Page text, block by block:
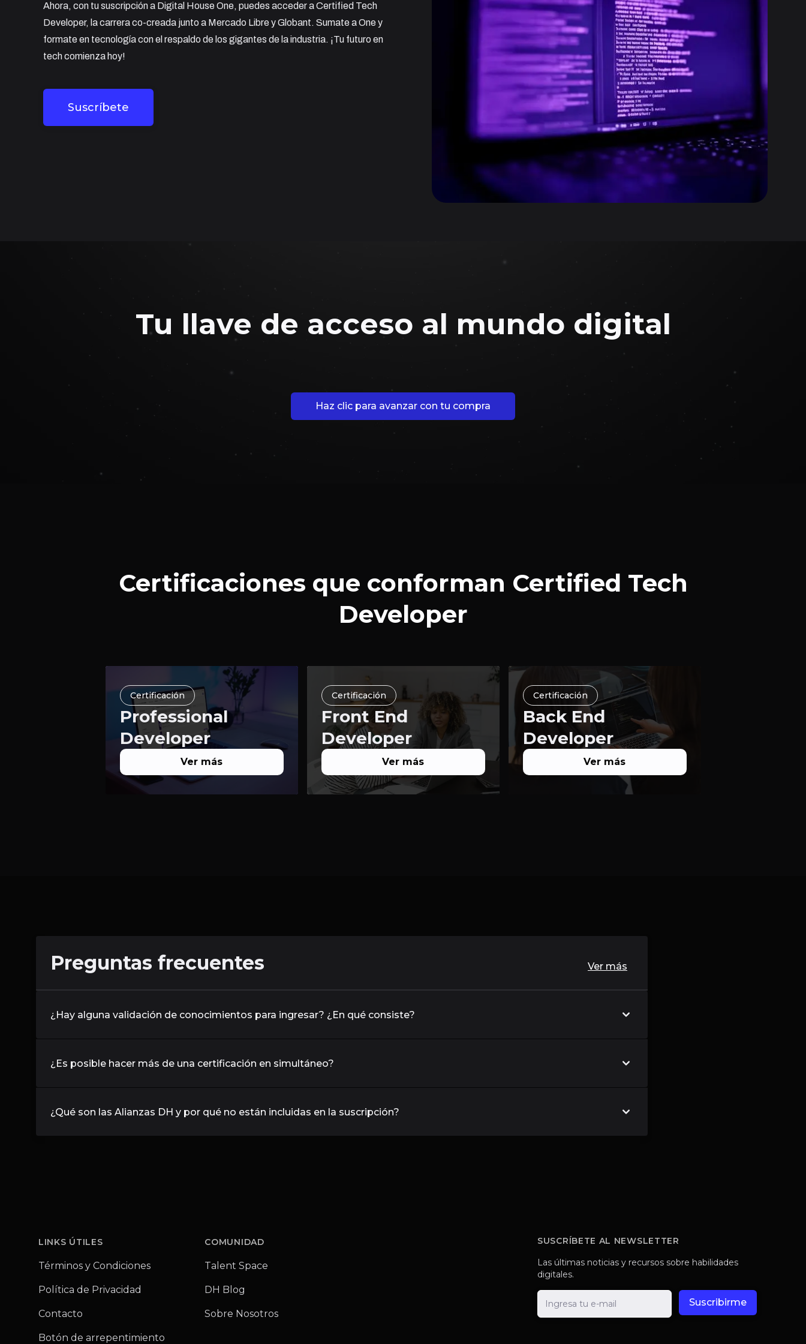
Ahora, con tu suscripción a Digital House One, puedes acceder a Certified Tech
Developer, la carrera co-creada junto a Mercado Libre y Globant. Sumate a One y
formate en tecnología con el respaldo de los gigantes de la industria. ¡Tu futuro en
tech comienza hoy!
Suscríbete
Tu llave de acceso al mundo digital
Haz clic para avanzar con tu compra
Certificaciones que conforman Certified Tech
Developer
Certificación
Professional
Developer
Ver más
Certificación
Front End
Developer
Ver más
Certificación
Back End
Developer
Ver más
Preguntas frecuentes Ver más
¿Hay alguna validación de conocimientos para ingresar? ¿En qué consiste?
¿Es posible hacer más de una certificación en simultáneo?
¿Qué son las Alianzas DH y por qué no están incluidas en la suscripción?
LINKS ÚTILES
Términos y Condiciones
Política de Privacidad
Contacto
Botón de arrepentimiento
COMUNIDAD
Talent Space
DH Blog
Sobre Nosotros
SUSCRÍBETE AL NEWSLETTER
Las últimas noticias y recursos sobre habilidades
digitales.
E-mail
Suscribirme